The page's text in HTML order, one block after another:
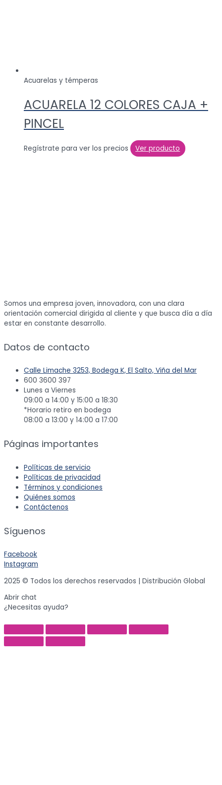
Acuarelas y témperas
ACUARELA 12 COLORES CAJA +
PINCEL
Regístrate para ver los precios Ver producto
Somos una empresa joven, innovadora, con una clara
orientación comercial dirigida al cliente y que busca día a día
estar en constante desarrollo.
Datos de contacto
Calle Limache 3253, Bodega K, El Salto, Viña del Mar
600 3600 397
Lunes a Viernes
09:00 a 14:00 y 15:00 a 18:30
*Horario retiro en bodega
08:00 a 13:00 y 14:00 a 17:00
Páginas importantes
Políticas de servicio
Políticas de privacidad
Términos y condiciones
Quiénes somos
Contáctenos
Síguenos
Facebook
Instagram
2025 © Todos los derechos reservados | Distribución Global
Abrir chat
¿Necesitas ayuda?